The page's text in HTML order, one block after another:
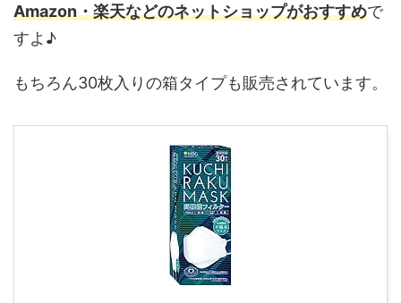
Amazon・楽天などのネットショップがおすすめで
すよ♪
もちろん30枚入りの箱タイプも販売されています。